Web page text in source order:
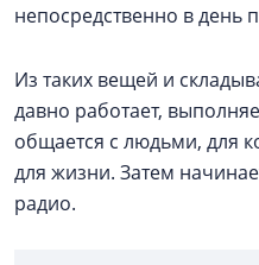
непосредственно в день
Из таких вещей и
давно работает,
общается с людьми, для
для жизни. Затем
радио.